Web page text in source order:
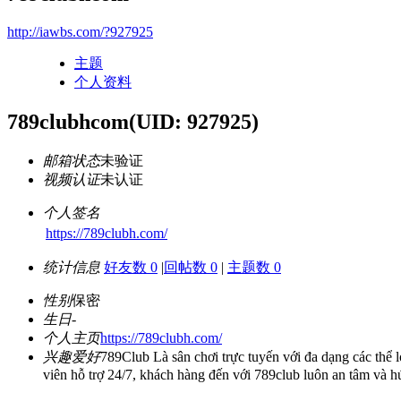
http://iawbs.com/?927925
主题
个人资料
789clubhcom(UID: 927925)
邮箱状态未验证
视频认证未认证
个人签名
https://789clubh.com/
统计信息 好友数 0 |回帖数 0 | 主题数 0
性别保密
生日-
个人主页https://789clubh.com/
兴趣爱好789Club Là sân chơi trực tuyến với đa dạng các
viên hỗ trợ 24/7, khách hàng đến với 789club luôn an tâm và